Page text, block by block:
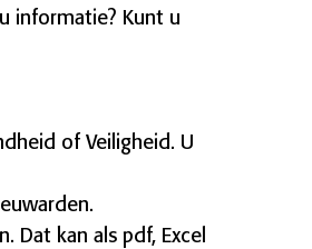
informatie? Kunt u
of Veiligheid. U
kan als pdf, Excel